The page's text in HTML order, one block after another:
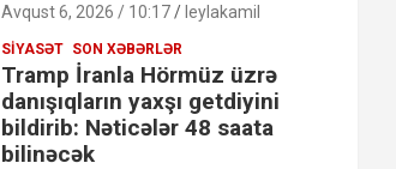
Avqust 6, 2026 / 10:17 leylakamil
SIYASƏT SON XƏBƏRLƏR
Tramp İranla Hörmüz üzrə
danışıqların yaxşı getdiyini
bildirib: Nəticələr 48 saata
bilinəcək